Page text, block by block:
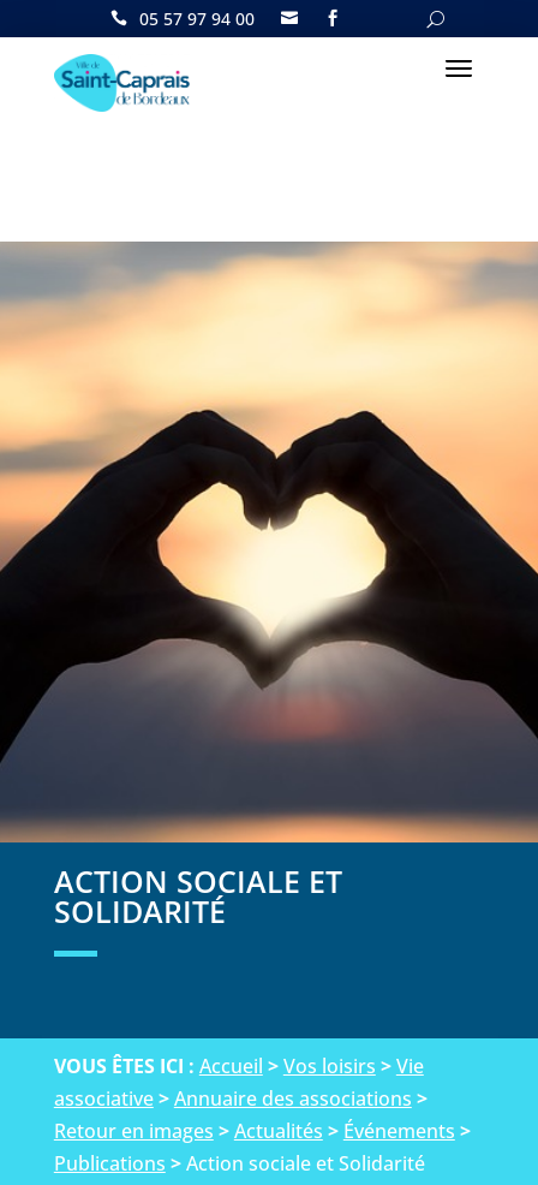
05 57 97 94 00  
ACTION SOCIALE ET
SOLIDARITÉ
VOUS ÊTES ICI : Accueil >Vos loisirs >Vie
associative>Annuaire des associations >
Retour en images >Actualités > Événements >
Publications >Action sociale et Solidarité